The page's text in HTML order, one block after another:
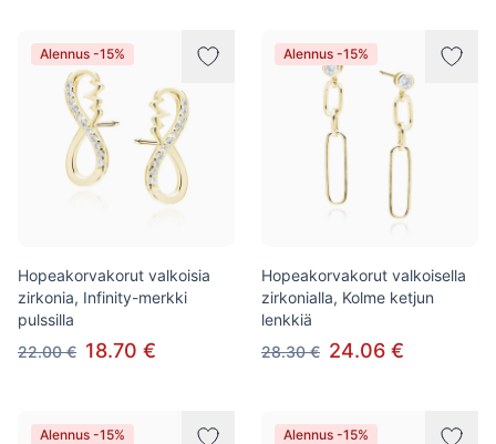
Alennus -15%
Hopeakorvakorut valkoisia
zirkonia, Infinity-merkki
pulssilla
22.00 € 18.70 €
Alennus -15%
Hopeakorvakorut valkoisella
zirkonialla, Kolme ketjun
lenkkiä
28.30 € 24.06 €
Alennus -15% Alennus -15%